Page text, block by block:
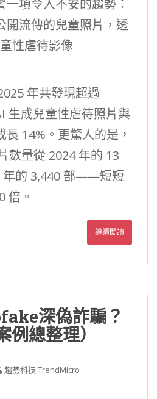
項令人不安的趨勢：
開流傳的兒童照片，透
性虐待影像
年共發現超過
生成兒童性虐待照片與
14%。更驚人的是，
數量從 2024 年的 13
年的 3,440 部——短短
倍。
繼續閱讀
深偽詐騙？
例總整理）
趨勢科技 TrendMicro